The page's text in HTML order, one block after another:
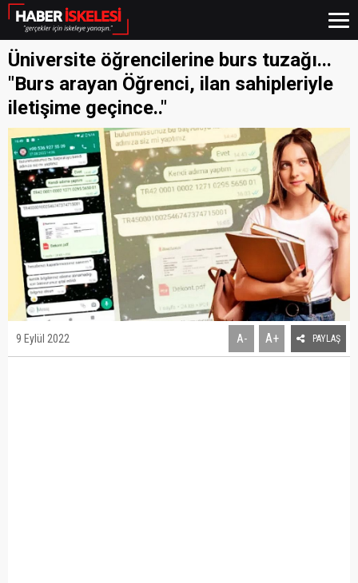
Üniversite öğrencilerine burs tuzağı...
"Burs arayan Öğrenci, ilan sahipleriyle
iletişime geçince.."
9 Eylül 2022 A- A+ PAYLAŞ